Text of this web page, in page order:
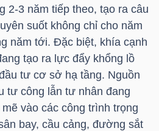
2-3 năm tiếp theo, tạo ra câu
suốt không chỉ cho năm
năm tới. Đặc biệt, khía cạnh
tạo ra lực đẩy khổng lồ
tư cơ sở hạ tầng. Nguồn
tư công lẫn tư nhân đang
vào các công trình trọng
bay, cầu cảng, đường sắt